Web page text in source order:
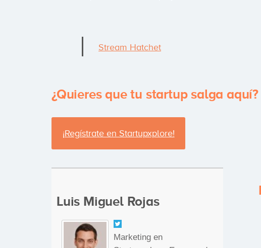
Stream Hatchet
¿Quieres que tu startup salga aquí?
¡Regístrate en Startupxplore!
Luis Miguel Rojas
Marketing en